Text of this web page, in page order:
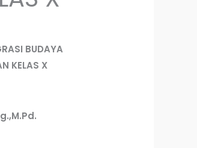
BUDAYA
KELAS X